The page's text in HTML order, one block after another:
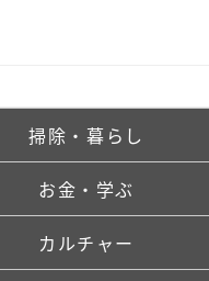
掃除・暮らし
お金・学ぶ
カルチャー